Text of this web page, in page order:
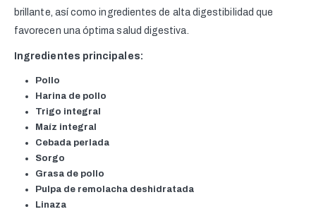
brillante, así como ingredientes de alta digestibilidad que
favorecen una óptima salud digestiva.
Ingredientes principales:
Pollo
Harina de pollo
Trigo integral
Maíz integral
Cebada perlada
Sorgo
Grasa de pollo
Pulpa de remolacha deshidratada
Linaza